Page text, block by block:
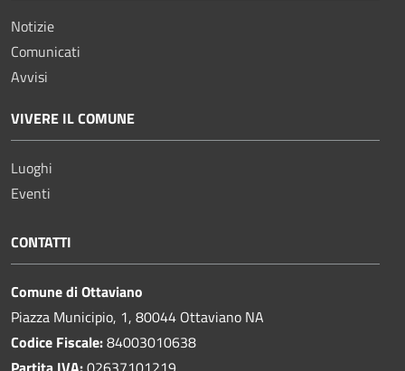
Notizie
Comunicati
Avvisi
VIVERE IL COMUNE
Luoghi
Eventi
CONTATTI
Comune di Ottaviano
Piazza Municipio, 1, 80044 Ottaviano NA
Codice Fiscale:84003010638